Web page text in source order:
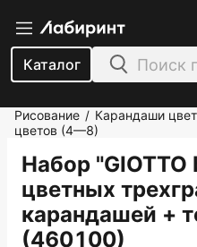
Каталог
Рисование / Карандаши
цветов (4—8)
Набор "GIOTTO
цветных
карандашей +
(460100)